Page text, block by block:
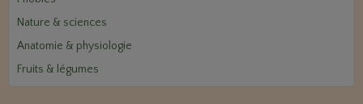
Nature & sciences
Anatomie & physiologie
Fruits & légumes